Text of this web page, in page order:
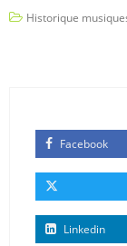
Historique
Facebook
Linkedin